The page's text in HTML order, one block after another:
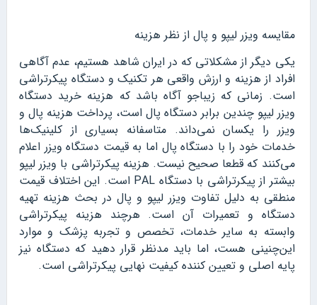
مقایسه ویزر لیپو و پال از نظر هزینه
یکی دیگر از مشکلاتی که در ایران شاهد هستیم، عدم آگاهی
افراد از هزینه و ارزش واقعی هر تکنیک و دستگاه پیکرتراشی
است. زمانی که زیباجو آگاه باشد که هزینه خرید دستگاه
ویزر لیپو چندین برابر دستگاه پال است، پرداخت هزینه پال و
ویزر را یکسان نمی‌داند. متاسفانه بسیاری از کلینیک‌ها
خدمات خود را با دستگاه پال اما به قیمت دستگاه ویزر اعلام
می‌کنند که قطعا صحیح نیست. هزینه پیکرتراشی با ویزر لیپو
بیشتر از پیکرتراشی با دستگاه PAL است. این اختلاف قیمت
منطقی به دلیل تفاوت ویزر لیپو و پال در بحث هزینه تهیه
دستگاه و تعمیرات آن است. هرچند هزینه پیکرتراشی
وابسته به سایر خدمات، تخصص و تجربه پزشک و موارد
این‌چنینی هست، اما باید مدنظر قرار دهید که دستگاه نیز
پایه اصلی و تعیین کننده کیفیت نهایی پیکرتراشی است.